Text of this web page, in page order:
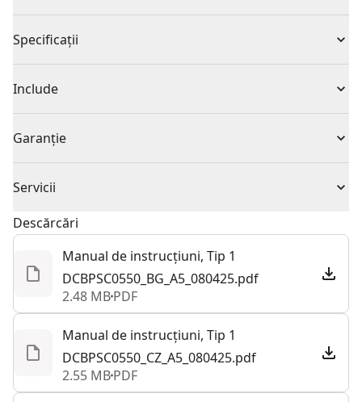
TIMPI DE ÎNCĂRCARE RAPIDĂ - Încarcă DCPBS0554 la
ÎNCĂRCARE ÎN DOUĂ ETAPE - Pentru viteză și
gestionarea termică.
INDICATOR DUAL LED DE ÎNCĂRCARE - Pentru 80% și
100% din încărcare.
CUTIE DE PROTECȚIE - Pentru orientare versatilă la
SISTEM DE BLOCARE A ACUMULATORULUI - Pentru
securitate în timpul transportului.
ORGANIZARE FĂRĂ EFORT - Sistem integrat de
gestionare a cablurilor.
INTEGRARE FĂRĂ PROBLEME - Compatibilitate cu
Tough System 2.0.
SOLUȚIE DE DEPOZITARE CONVENABILĂ - Bază
montabilă pe perete.
Specificații
Tip produs Încărcător
Tensiune 230V
Cu sau fără fir Cu cablu
Sursă de
alimentare
Număr total de
0
Vezi mai mult
Include
Garanție
înregistrați
Servicii
Echipa noastră de asistență clienți DEWALT® este
săptămână. Contactați-ne prin chat, formular sau
Asistență clienți
Descărcări
Manual de instrucțiuni, Tip 1
DCBPSC0550_BG_A5_080425.pdf
2.48 MBPDF
Manual de instrucțiuni, Tip 1
DCBPSC0550_CZ_A5_080425.pdf
2.55 MBPDF